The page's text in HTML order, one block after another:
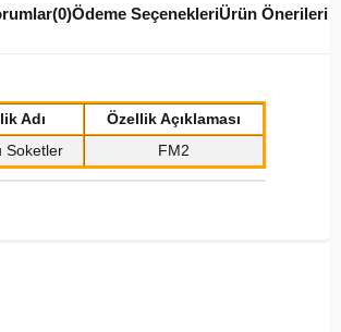
(0)Ödeme SeçenekleriÜrün Önerileri
Adı
Özellik Açıklaması
Soketler
FM2